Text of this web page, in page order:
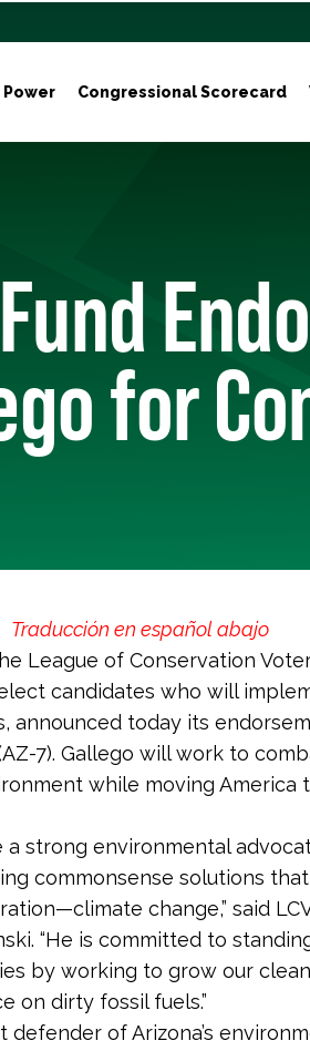
Congressional Scorecard
for
Traducción en español abajo
League of Conservation
candidates who will
announced today its
7). Gallego will work to
while moving America
a strong environmental
commonsense solutions
change,” said
“He is committed to
by working to grow our
on dirty fossil fuels.”
defender of Arizona’s